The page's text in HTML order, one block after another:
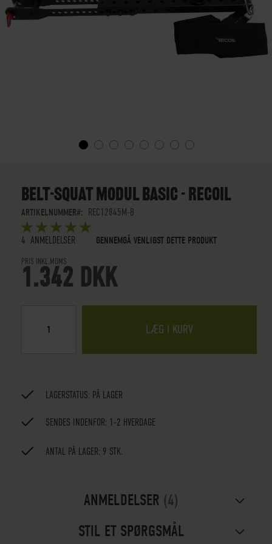
BILLEDGALLERIET
BELT-SQUAT MODUL BASIC - RECOIL
ARTIKELNUMMER
REC12845M-B
BEDØMMELSE:
5OUT OF5
STARS
4 ANMELDELSER GENNEMGÅ VENLIGST DETTE PRODUKT
PRIS INKL.MOMS
1.342 DKK
LÆG I KURV
LAGERSTATUS: PÅ LAGER
SENDES INDENFOR: 1-2 HVERDAGE
ANTAL PÅ LAGER: 9 STK.
ANMELDELSER 4
STIL ET SPØRGSMÅL